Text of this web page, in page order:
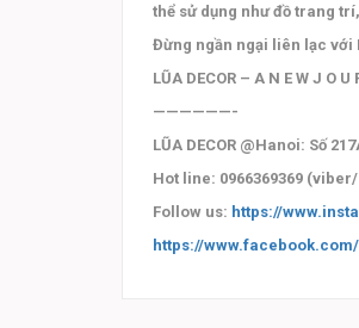
thể sử dụng như đồ trang
Đừng ngần ngại liên lạc với
LŨA DECOR – A N E W J O U
——————-
LŨA DECOR @Hanoi: Số
Hot line: 0966369369
Follow us: https://
https://